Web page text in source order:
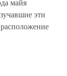
майя
эти